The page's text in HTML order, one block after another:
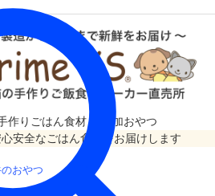
作りごはん食材
無添加おやつ
安全なごはん食材をお届けします
おやつ